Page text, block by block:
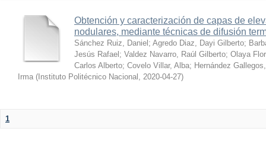
Obtención y caracterización de capas de
nodulares, mediante técnicas de difusión
Sánchez Ruiz, Daniel ; Agredo Diaz, Dayi Gilberto;
Jesús Rafael ; Valdez Navarro, Raúl Gilberto; Olaya
Carlos Alberto; Covelo Villar, Alba; Hernández
Irma ( Instituto Politécnico Nacional , 2020-04-27)
1